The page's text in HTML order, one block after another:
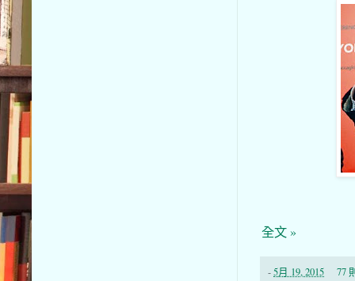
全文 »
-5月 19, 2015 77